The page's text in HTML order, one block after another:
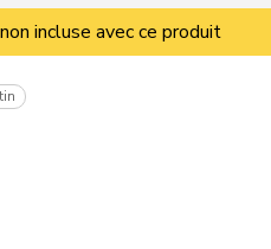
incluse avec ce produit